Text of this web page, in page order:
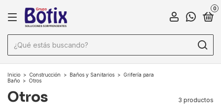
0
Inicio > Construcción > Baños y Sanitarios > Grifería para
Baño > Otros
Otros 3 productos